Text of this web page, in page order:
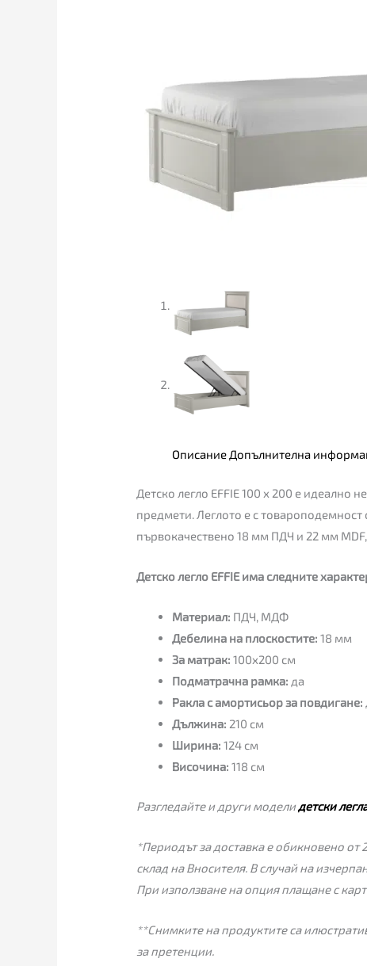
Описание Допълнителна
Детско легло EFFIE 100 x 200 е идеално
предмети. Леглото е с
първокачествено 18 мм ПДЧ и 22 мм
Детско легло EFFIE има следните
Материал: ПДЧ, МДФ
Дебелина на плоскостите: 18 мм
За матрак: 100х200 см
Подматрачна рамка: да
Ракла с амортисьор за повдигане:
Дължина: 210 см
Ширина:124 см
Височина: 118 см
Разгледайте и други модели детски
*Периодът за доставка е обикновено
склад на Вносителя. В случай на
При използване на опция плащане с
**Снимките на продуктите са
за претенции.